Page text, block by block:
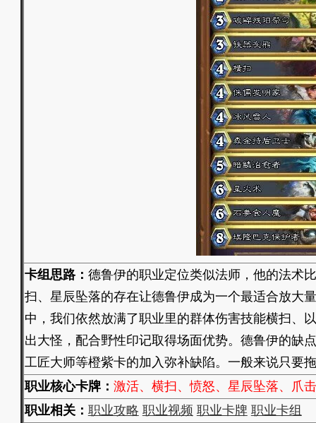
卡组思路： 德鲁伊的职业定位类似法师，他的法术
扫、星辰坠落的存在让德鲁伊成为一个最适合放大
中，我们依然放满了职业里的群体伤害技能横扫、
出大怪，配合野性印记取得场面优势。德鲁伊的缺
工匠大师等橙紫卡的加入弥补缺陷。一般来说只要
职业核心卡牌： 激活、横扫、愤怒、星辰坠落、爪击
职业相关： 职业攻略 职业视频 职业卡牌 职业卡组